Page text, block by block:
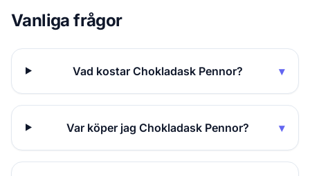
Vanliga frågor
Vad kostar Chokladask Pennor? ▾
Var köper jag Chokladask Pennor? ▾